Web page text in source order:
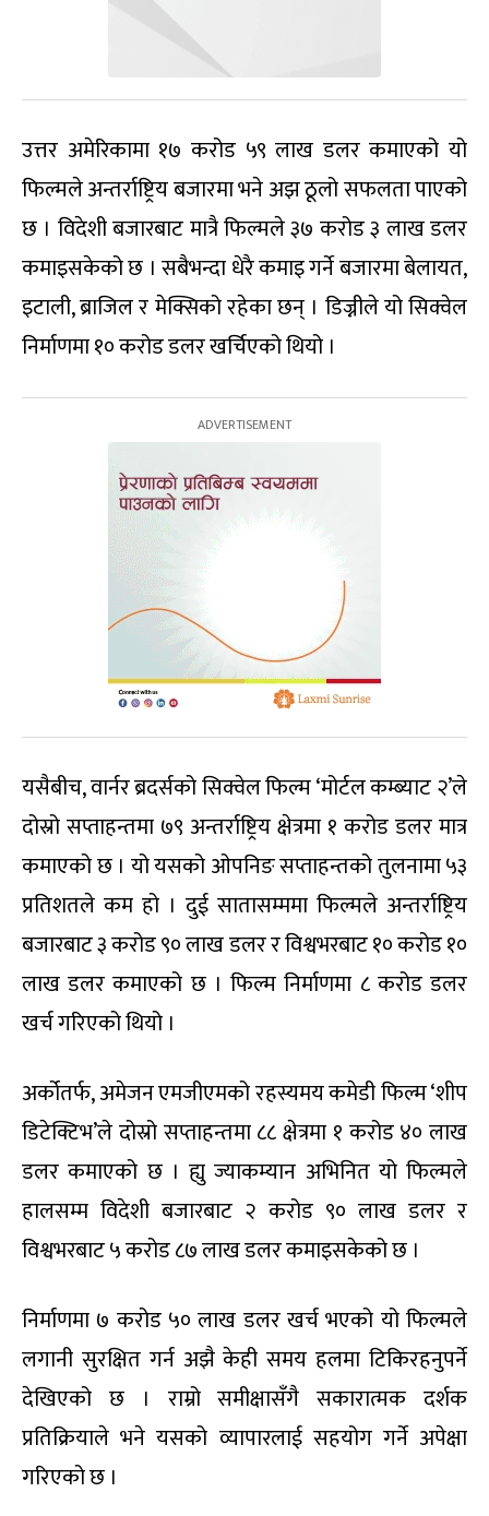
उत्तर अमेरिकामा १७ करोड ५९ लाख डलर कमाएको यो
फिल्मले अन्तर्राष्ट्रिय बजारमा भने अझ ठूलो सफलता पाएको
छ । विदेशी बजारबाट मात्रै फिल्मले ३७ करोड ३ लाख डलर
कमाइसकेको छ । सबैभन्दा धेरै कमाइ गर्ने बजारमा बेलायत,
इटाली, ब्राजिल र मेक्सिको रहेका छन् । डिज्नीले यो सिक्वेल
निर्माणमा १० करोड डलर खर्चिएको थियो ।
यसैबीच, वार्नर ब्रदर्सको सिक्वेल फिल्म ‘मोर्टल कम्ब्याट २’ले
दोस्रो सप्ताहन्तमा ७९ अन्तर्राष्ट्रिय क्षेत्रमा १ करोड डलर मात्र
कमाएको छ । यो यसको ओपनिङ सप्ताहन्तको तुलनामा ५३
प्रतिशतले कम हो । दुई सातासम्ममा फिल्मले अन्तर्राष्ट्रिय
बजारबाट ३ करोड ९० लाख डलर र विश्वभरबाट १० करोड १०
लाख डलर कमाएको छ । फिल्म निर्माणमा ८ करोड डलर
खर्च गरिएको थियो ।
अर्कोतर्फ, अमेजन एमजीएमको रहस्यमय कमेडी फिल्म ‘शीप
डिटेक्टिभ’ले दोस्रो सप्ताहन्तमा ८८ क्षेत्रमा १ करोड ४० लाख
डलर कमाएको छ । ह्यु ज्याकम्यान अभिनित यो फिल्मले
हालसम्म विदेशी बजारबाट २ करोड ९० लाख डलर र
विश्वभरबाट ५ करोड ८७ लाख डलर कमाइसकेको छ ।
निर्माणमा ७ करोड ५० लाख डलर खर्च भएको यो फिल्मले
लगानी सुरक्षित गर्न अझै केही समय हलमा टिकिरहनुपर्ने
देखिएको छ । राम्रो समीक्षासँगै सकारात्मक दर्शक
प्रतिक्रियाले भने यसको व्यापारलाई सहयोग गर्ने अपेक्षा
गरिएको छ ।